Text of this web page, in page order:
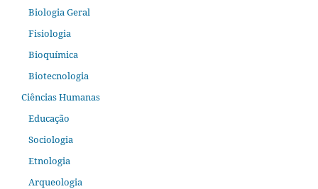
Biologia Geral
Fisiologia
Bioquímica
Biotecnologia
Ciências Humanas
Educação
Sociologia
Etnologia
Arqueologia